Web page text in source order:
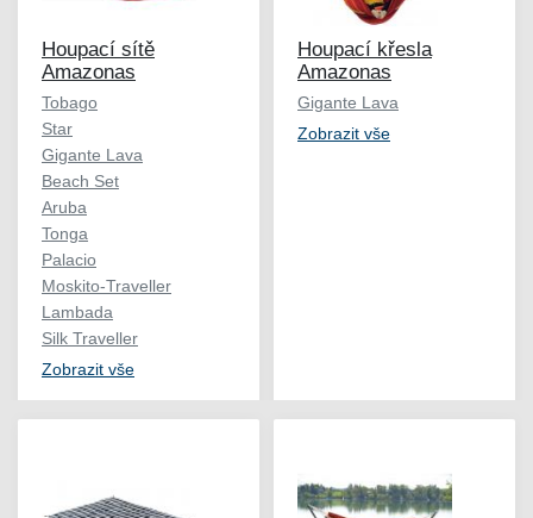
Houpací sítě
Amazonas
Tobago
Star
Gigante Lava
Beach Set
Aruba
Tonga
Palacio
Moskito-Traveller
Lambada
Silk Traveller
Zobrazit vše
Houpací křesla
Amazonas
Gigante Lava
Zobrazit vše